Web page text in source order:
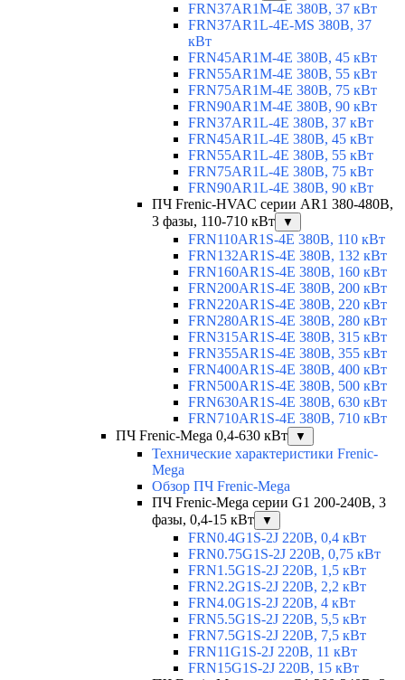
FRN37AR1M-4E 380В, 37 кВт
FRN37AR1L-4E-MS 380В, 37
кВт
FRN45AR1M-4E 380В, 45 кВт
FRN55AR1M-4E 380В, 55 кВт
FRN75AR1M-4E 380В, 75 кВт
FRN90AR1M-4E 380В, 90 кВт
FRN37AR1L-4E 380В, 37 кВт
FRN45AR1L-4E 380В, 45 кВт
FRN55AR1L-4E 380В, 55 кВт
FRN75AR1L-4E 380В, 75 кВт
FRN90AR1L-4E 380В, 90 кВт
ПЧ Frenic-HVAC серии AR1 380-480В,
3 фазы, 110-710 кВт
▼
FRN110AR1S-4E 380В, 110 кВт
FRN132AR1S-4E 380В, 132 кВт
FRN160AR1S-4E 380В, 160 кВт
FRN200AR1S-4E 380В, 200 кВт
FRN220AR1S-4E 380В, 220 кВт
FRN280AR1S-4E 380В, 280 кВт
FRN315AR1S-4E 380В, 315 кВт
FRN355AR1S-4E 380В, 355 кВт
FRN400AR1S-4E 380В, 400 кВт
FRN500AR1S-4E 380В, 500 кВт
FRN630AR1S-4E 380В, 630 кВт
FRN710AR1S-4E 380В, 710 кВт
ПЧ Frenic-Mega 0,4-630 кВт
▼
Технические характеристики Frenic-
Mega
Обзор ПЧ Frenic-Mega
ПЧ Frenic-Mega серии G1 200-240В, 3
фазы, 0,4-15 кВт
▼
FRN0.4G1S-2J 220В, 0,4 кВт
FRN0.75G1S-2J 220В, 0,75 кВт
FRN1.5G1S-2J 220В, 1,5 кВт
FRN2.2G1S-2J 220В, 2,2 кВт
FRN4.0G1S-2J 220В, 4 кВт
FRN5.5G1S-2J 220В, 5,5 кВт
FRN7.5G1S-2J 220В, 7,5 кВт
FRN11G1S-2J 220В, 11 кВт
FRN15G1S-2J 220В, 15 кВт